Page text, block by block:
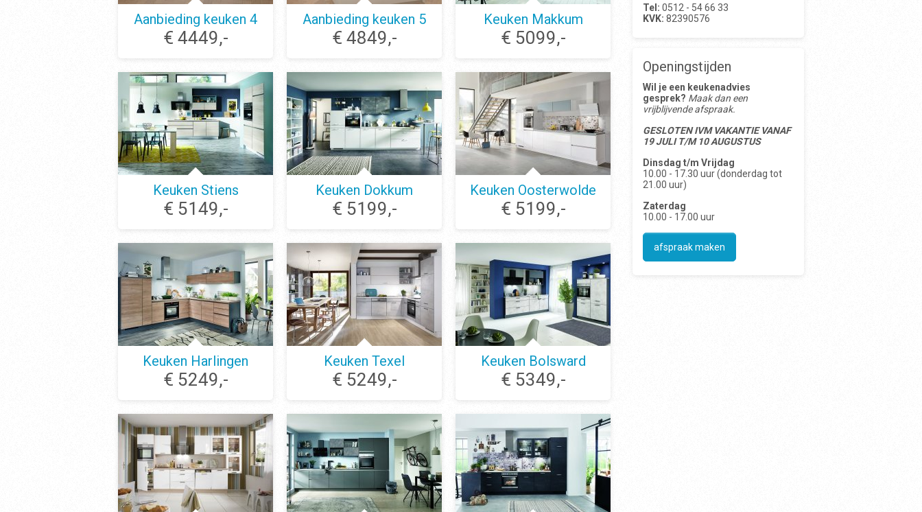
Aanbieding keuken 4
€ 4449,-
Aanbieding keuken 5
€ 4849,-
Keuken Makkum
€ 5099,-
Keuken Stiens
€ 5149,-
Keuken Dokkum
€ 5199,-
Keuken Oosterwolde
€ 5199,-
Keuken Harlingen
€ 5249,-
Keuken Texel
€ 5249,-
Keuken Bolsward
€ 5349,-
Tel: 0512 - 54 66 33
KVK: 82390576
Openingstijden
Wil je een keukenadvies
gesprek? Maak dan een
vrijblijvende afspraak.
GESLOTEN IVM VAKANTIE VANAF
19 JULI T/M 10 AUGUSTUS
Dinsdag t/m Vrijdag
10.00 - 17.30 uur (donderdag tot
21.00 uur)
Zaterdag
10.00 - 17.00 uur
afspraak maken